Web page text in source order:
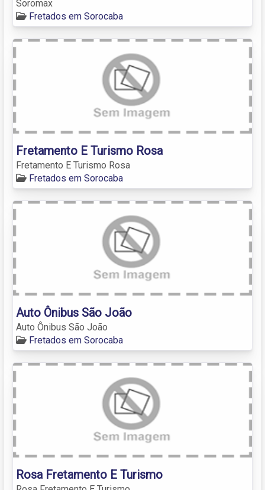
Soromax
Fretados em Sorocaba
Fretamento E Turismo Rosa
Fretamento E Turismo Rosa
Fretados em Sorocaba
Auto Ônibus São João
Auto Ônibus São João
Fretados em Sorocaba
Rosa Fretamento E Turismo